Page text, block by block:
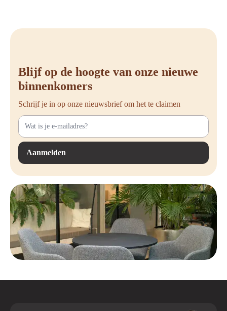
Blijf op de hoogte van onze nieuwe
binnenkomers
Schrijf je in op onze nieuwsbrief om het te claimen
Aanmelden